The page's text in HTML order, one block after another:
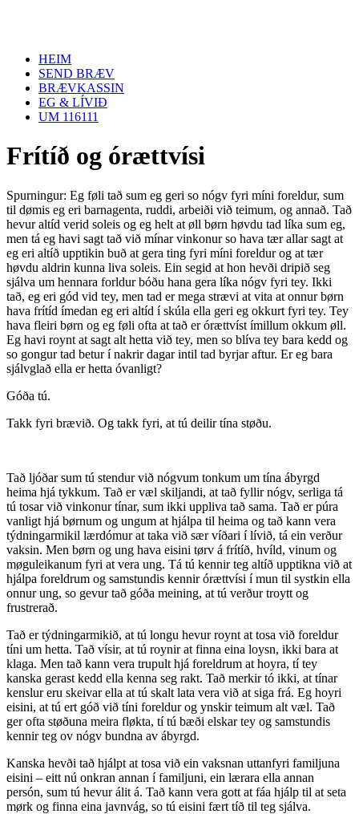
HEIM
SEND BRÆV
BRÆVKASSIN
EG & LÍVIÐ
UM 116111
Frítíð og órættvísi
Spurningur: Eg føli tað sum eg geri so nógv fyri míni foreldur, sum
til dømis eg eri barnagenta, ruddi, arbeiði við teimum, og annað. Tað
hevur altíd verid soleis og eg helt at øll børn høvdu tad líka sum eg,
men tá eg havi sagt tað við mínar vinkonur so hava tær allar sagt at
eg eri altíð upptikin buð at gera ting fyri míni foreldur og at tær
høvdu aldrin kunna liva soleis. Ein segid at hon hevði dripið seg
sjálva um hennara forldur bóðu hana gera líka nógv fyri tey. Ikki
tað, eg eri gód vid tey, men tad er mega strævi at vita at onnur børn
hava frítíd ímedan eg eri altíd í skúla ella geri eg okkurt fyri tey. Tey
hava fleiri børn og eg føli ofta at tað er órættvíst ímillum okkum øll.
Eg havi roynt at sagt alt hetta við tey, men so blíva tey bara kedd og
so gongur tad betur í nakrir dagar intil tad byrjar aftur. Er eg bara
sjálvglað ella er hetta óvanligt?
Góða tú.
Takk fyri brævið. Og takk fyri, at tú deilir tína støðu.
Tað ljóðar sum tú stendur við nógvum tonkum um tína ábyrgd
heima hjá tykkum. Tað er væl skiljandi, at tað fyllir nógv, serliga tá
tú tosar við vinkonur tínar, sum ikki uppliva tað sama. Tað er púra
vanligt hjá børnum og ungum at hjálpa til heima og tað kann vera
týdningarmikil lærdómur at taka við sær víðari í lívið, tá ein verður
vaksin. Men børn og ung hava eisini tørv á frítíð, hvíld, vinum og
møguleikanum fyri at vera ung. Tá tú kennir teg altíð upptikna við at
hjálpa foreldrum og samstundis kennir órættvísi í mun til systkin ella
onnur ung, so gevur tað góða meining, at tú verður troytt og
frustrerað.
Tað er týdningarmikið, at tú longu hevur roynt at tosa við foreldur
tíni um hetta. Tað vísir, at tú roynir at finna eina loysn, ikki bara at
klaga. Men tað kann vera trupult hjá foreldrum at hoyra, tí tey
kanska gerast kedd ella kenna seg rakt. Tað merkir tó ikki, at tínar
kenslur eru skeivar ella at tú skalt lata vera við at siga frá. Eg hoyri
eisini, at tú ert góð við tíni foreldur og ynskir teimum alt væl. Tað
ger ofta støðuna meira fløkta, tí tú bæði elskar tey og samstundis
kennir teg ov nógv bundna av ábyrgd.
Kanska hevði tað hjálpt at tosa við ein vaksnan uttanfyri familjuna
eisini – eitt nú onkran annan í familjuni, ein lærara ella annan
persón, sum tú hevur álit á. Tað kann vera gott at fáa hjálp til at seta
mørk og finna eina javnvág, so tú eisini fært tíð til teg sjálva.